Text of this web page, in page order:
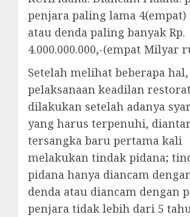
penjara paling lama
atau denda paling banyak Rp.
4.000.000.000,-(empat Milyar
Setelah melihat beberapa hal,
pelaksanaan keadilan
dilakukan setelah adanya
yang harus terpenuhi,
tersangka baru pertama kali
melakukan tindak pidana;
pidana hanya diancam
denda atau diancam dengan
penjara tidak lebih dari 5